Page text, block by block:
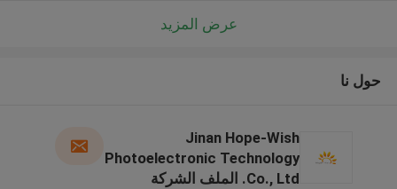
عرض المزيد
حول نا
Jinan Hope-Wish
Photoelectronic Technology
Co., Ltd. الملف الشركة